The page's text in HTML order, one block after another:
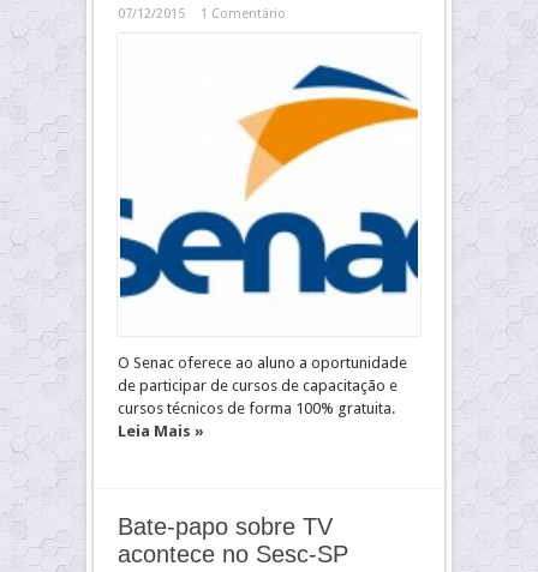
07/12/2015 1 Comentário
O Senac oferece ao aluno a oportunidade
de participar de cursos de capacitação e
cursos técnicos de forma 100% gratuita.
Leia Mais »
Bate-papo sobre TV
acontece no Sesc-SP